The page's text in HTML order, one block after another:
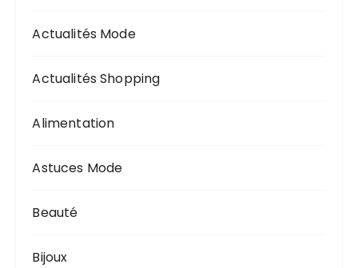
Actualités Mode
Actualités Shopping
Alimentation
Astuces Mode
Beauté
Bijoux